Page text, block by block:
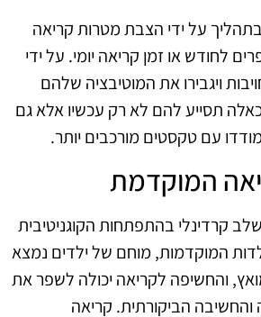
על ידי הצבת מטרות קריאה
לחודש או זמן קריאה יומי. על ידי
ויגבירו את המוטיבציה שלהם
תסייע להם לא רק עכשיו אלא גם
עם טקסטים מורכבים יותר.
המוקדמת
קרדינלי בהתפתחות הקוגניטיבית
המוקדמות, מוחם של ילדים נמצא
והחשיפה לקריאה יכולה לשפר את
הביקורתית. קריאה